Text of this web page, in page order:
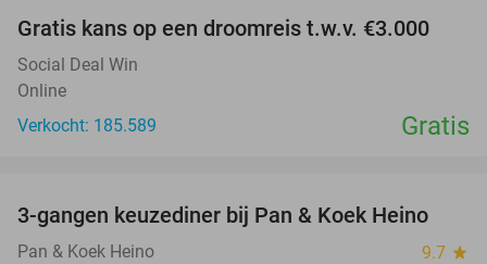
Gratis kans op een droomreis t.w.v. €3.000
Social Deal Win
Online
Verkocht: 185.589
Gratis
42%
3-gangen keuzediner bij Pan & Koek Heino
Pan & Koek Heino 9.7 star